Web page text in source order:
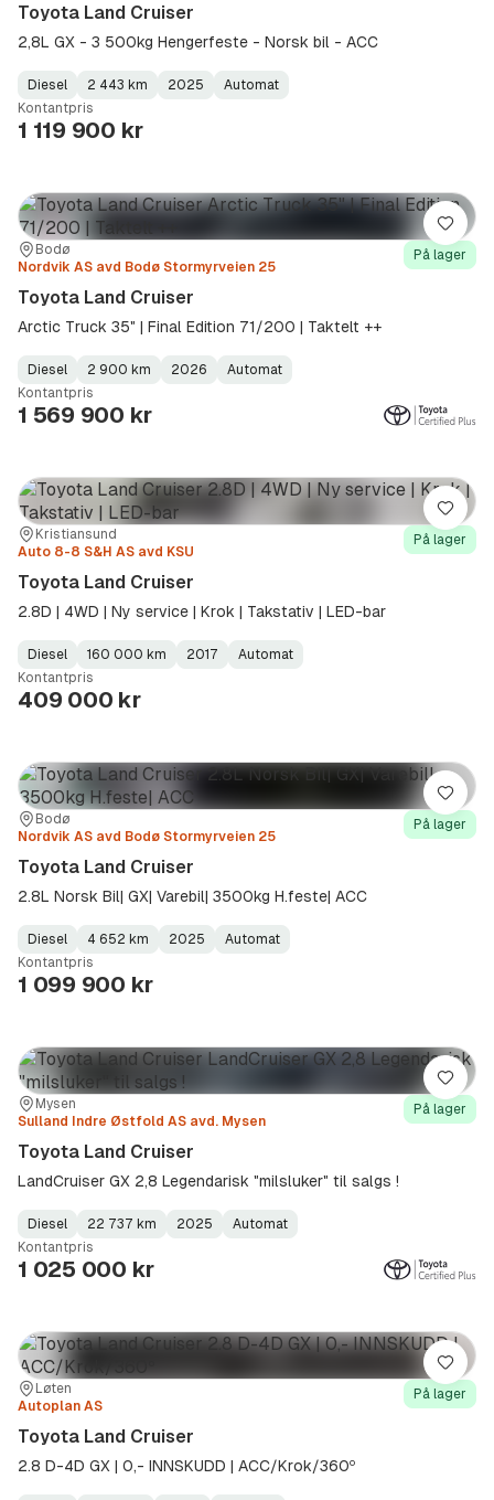
Toyota Land Cruiser
2,8L GX - 3 500kg Hengerfeste - Norsk bil - ACC
Fuel
Type:
Diesel
Kilometerstand:
2 443 km
Model
Year:
2025
Gearbox
Type:
Automat
Kontantpris
1 119 900 kr
Sted:
Bodø
Forhandler:
Nordvik AS avd Bodø Stormyrveien 25
På lager
Toyota Land Cruiser
Arctic Truck 35" | Final Edition 71/200 | Taktelt ++
Fuel
Type:
Diesel
Kilometerstand:
2 900 km
Model
Year:
2026
Gearbox
Type:
Automat
Kontantpris
1 569 900 kr
Lagre
Sted:Kristiansund
Forhandler:
Auto 8-8 S&H AS avd KSU
På lager
Toyota Land Cruiser
2.8D | 4WD | Ny service | Krok | Takstativ | LED-bar
Fuel
Type:
Diesel
Kilometerstand :
160 000 km
Model
Year:
2017
Gearbox
Type:
Automat
Kontantpris
409 000 kr
Lagre
Sted:
Bodø
Forhandler:
Nordvik AS avd Bodø Stormyrveien 25
På lager
Toyota Land Cruiser
2.8L Norsk Bil| GX| Varebil| 3500kg H.feste| ACC
Fuel
Type:
Diesel
Kilometerstand:
4 652 km
Model
Year:
2025
Gearbox
Type:
Automat
Kontantpris
1 099 900 kr
Lagre
Sted:Mysen
Forhandler:
Sulland Indre Østfold AS avd. Mysen
På lager
Toyota Land Cruiser
LandCruiser GX 2,8 Legendarisk "milsluker" til salgs !
Fuel
Type:
Diesel
Kilometerstand:
22 737 km
Model
Year:
2025
Gearbox
Type:
Automat
Kontantpris
1 025 000 kr
Lagre
Sted:
Løten
Forhandler:
Autoplan AS
På lager
Toyota Land Cruiser
2.8 D-4D GX | 0,- INNSKUDD | ACC/Krok/360º
Lagre